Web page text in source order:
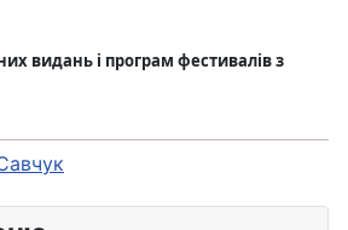
видань і програм фестивалів з